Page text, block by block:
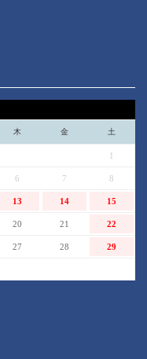
木 金 土
1
6 7 8
13 14 15
20 21 22
27 28 29